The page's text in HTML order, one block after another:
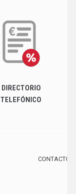
DIRECTORIO
TELEFÓNICO
CONTACTO